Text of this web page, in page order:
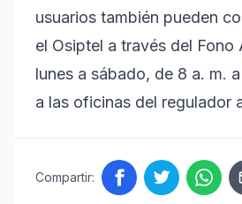
usuarios también pueden
el Osiptel a través del Fono
lunes a sábado, de 8 a. m.
a las oficinas del regulador
Compartir: